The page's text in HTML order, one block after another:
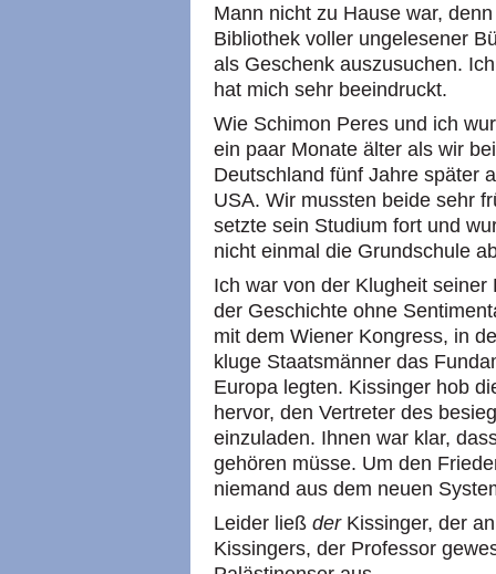
Mann nicht zu Hause war,
Bibliothek voller ungelesener
als Geschenk auszusuchen.
hat mich sehr beeindruckt.
Wie Schimon Peres und ich
ein paar Monate älter als wir
Deutschland fünf Jahre später
USA. Wir mussten beide sehr
setzte sein Studium fort und
nicht einmal die Grundschule
Ich war von der Klugheit
der Geschichte ohne
mit dem Wiener Kongress, in
kluge Staatsmänner das
Europa legten. Kissinger hob
hervor, den Vertreter des
einzuladen. Ihnen war klar,
gehören müsse. Um den
niemand aus dem neuen
Leider ließ derKissinger, der
Kissingers, der Professor